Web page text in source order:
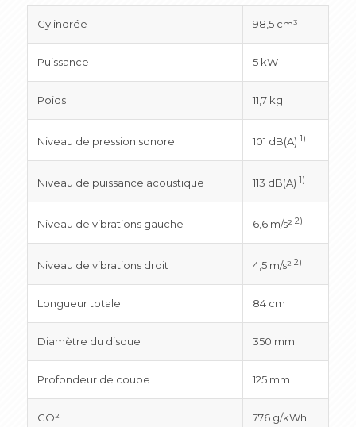
Cylindrée 98,5 cm³
Puissance 5 kW
Poids 11,7 kg
Niveau de pression sonore 101 dB(A) 1)
Niveau de puissance acoustique 113 dB(A) 1)
Niveau de vibrations gauche 6,6 m/s² 2)
Niveau de vibrations droit 4,5 m/s² 2)
Longueur totale 84 cm
Diamètre du disque 350 mm
Profondeur de coupe 125 mm
CO² 776 g/kWh